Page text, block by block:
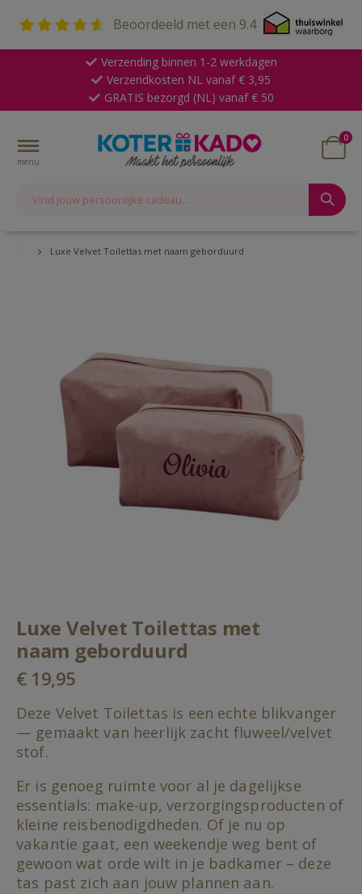
Beoordeeld met een 9.4
Verzending binnen 1-2 werkdagen
Verzendkosten NL vanaf € 3,95
GRATIS bezorgd (NL) vanaf € 50
Toggle
Nav
Cart
0
Luxe Velvet Toilettas met naam geborduurd
to
beginning
of
images
gallery
Luxe Velvet Toilettas met
naam geborduurd
€ 19,95
Deze Velvet Toilettas is een echte blikvanger
— gemaakt van heerlijk zacht fluweel/velvet
stof.
Er is genoeg ruimte voor al je dagelijkse
essentials: make-up, verzorgingsproducten of
kleine reisbenodigdheden. Of je nu op
vakantie gaat, een weekendje weg bent of
gewoon wat orde wilt in je badkamer – deze
tas past zich aan jouw plannen aan.